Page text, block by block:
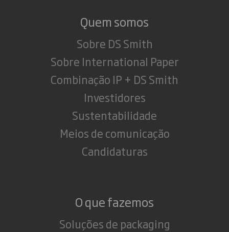
Quem somos
Sobre DS Smith
Sobre International Paper
Combinação IP + DS Smith
Investidores
Sustentabilidade
Meios de comunicação
Candidaturas
O que fazemos
Soluções de packaging